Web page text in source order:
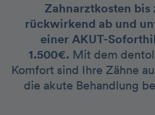
Zahnarztkosten bis
rückwirkend ab und
einer AKUT-
1.500€. Mit dem
Komfort sind Ihre Zähne
die akute Behandlung